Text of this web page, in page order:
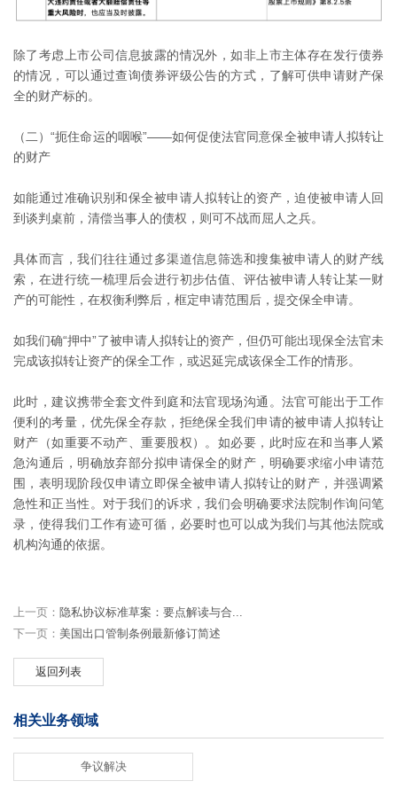
除了考虑上市公司信息披露的情况外，如非上市主体存在发行债券
的情况，可以通过查询债券评级公告的方式，了解可供申请财产保
全的财产标的。
（二）“扼住命运的咽喉”——如何促使法官同意保全被申请人拟转让
的财产
如能通过准确识别和保全被申请人拟转让的资产，迫使被申请人回
到谈判桌前，清偿当事人的债权，则可不战而屈人之兵。
具体而言，我们往往通过多渠道信息筛选和搜集被申请人的财产线
索，在进行统一梳理后会进行初步估值、评估被申请人转让某一财
产的可能性，在权衡利弊后，框定申请范围后，提交保全申请。
如我们确“押中”了被申请人拟转让的资产，但仍可能出现保全法官未
完成该拟转让资产的保全工作，或迟延完成该保全工作的情形。
此时，建议携带全套文件到庭和法官现场沟通。法官可能出于工作
便利的考量，优先保全存款，拒绝保全我们申请的被申请人拟转让
财产（如重要不动产、重要股权）。如必要，此时应在和当事人紧
急沟通后，明确放弃部分拟申请保全的财产，明确要求缩小申请范
围，表明现阶段仅申请立即保全被申请人拟转让的财产，并强调紧
急性和正当性。对于我们的诉求，我们会明确要求法院制作询问笔
录，使得我们工作有迹可循，必要时也可以成为我们与其他法院或
机构沟通的依据。
上一页： 隐私协议标准草案：要点解读与合...
下一页： 美国出口管制条例最新修订简述
返回列表
相关业务领域
争议解决